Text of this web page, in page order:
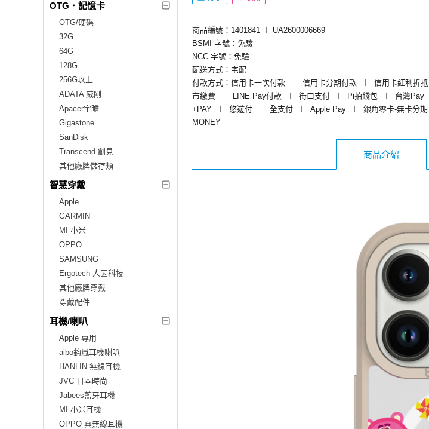
OTG．記憶卡
OTG/硬碟
32G
64G
128G
256G以上
ADATA 威剛
Apacer宇瞻
Gigastone
SanDisk
Transcend 創見
其他廠牌儲存類
智慧穿戴
Apple
GARMIN
MI 小米
OPPO
SAMSUNG
Ergotech 人因科技
其他廠牌穿戴
穿戴配件
耳機/喇叭
Apple 專用
aibo鈞嵐耳機喇叭
HANLIN 無線耳機
JVC 日本時尚
Jabees藍牙耳機
MI 小米耳機
OPPO 真無線耳機
商品編號：1401841 ︱
UA2600006669
BSMI 字號：免驗
NCC 字號：免驗
配送方式：宅配
付款方式：信用卡一次付款
︱ 信用卡分期付款 ︱ 信用卡紅利折抵
市繳費
︱ LINE Pay付款 ︱ 街口支付 ︱ Pi拍錢包 ︱ 台灣Pay
+PAY
︱ 悠遊付 ︱ 全支付 ︱ Apple Pay ︱ 銀角零卡-無卡分期
MONEY
商品介紹